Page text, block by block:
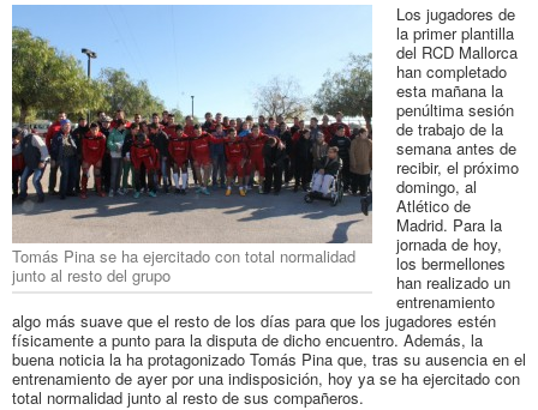
Tomás Pina se ha ejercitado con total normalidad
junto al resto del grupo
Los jugadores de
la primer plantilla
del RCD Mallorca
han completado
esta mañana la
penúltima sesión
de trabajo de la
semana antes de
recibir, el próximo
domingo, al
Atlético de
Madrid. Para la
jornada de hoy,
los bermellones
han realizado un
entrenamiento
algo más suave que el resto de los días para que los jugadores estén
físicamente a punto para la disputa de dicho encuentro. Además, la
buena noticia la ha protagonizado Tomás Pina que, tras su ausencia en el
entrenamiento de ayer por una indisposición, hoy ya se ha ejercitado con
total normalidad junto al resto de sus compañeros.